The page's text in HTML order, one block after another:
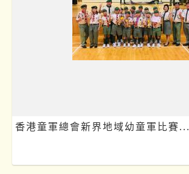
香港童軍總會新界地域幼童軍比賽...